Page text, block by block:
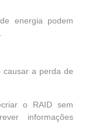
energia podem
a perda de
o RAID sem
informações